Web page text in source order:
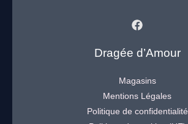
Dragée d’Amour
Magasins
Mentions Légales
Politique de confidentialité